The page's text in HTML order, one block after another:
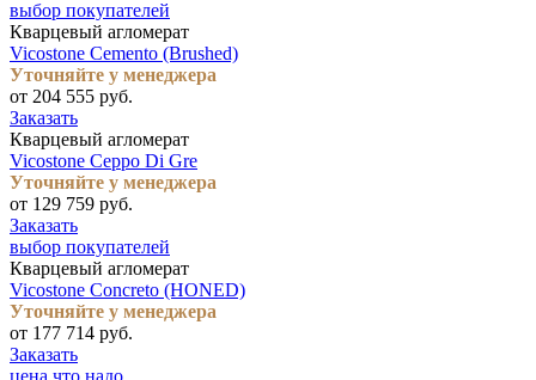
выбор покупателей
Кварцевый агломерат
Vicostone Cemento (Brushed)
Уточняйте у менеджера
от 204 555 руб.
Заказать
Кварцевый агломерат
Vicostone Ceppo Di Gre
Уточняйте у менеджера
от 129 759 руб.
Заказать
выбор покупателей
Кварцевый агломерат
Vicostone Concreto (HONED)
Уточняйте у менеджера
от 177 714 руб.
Заказать
цена что надо